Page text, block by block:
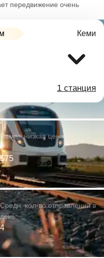
передвижение очень
Кеми
1 станция
Самая низкая цена:
$75
Средн. кол-во отправлений в
день:
4